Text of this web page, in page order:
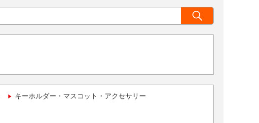
キーホルダー・マスコット・アクセサリー